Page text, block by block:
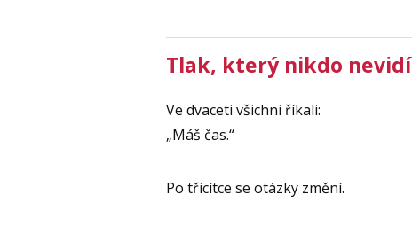
Tlak, který nikdo nevidí
Ve dvaceti všichni říkali:
„Máš čas.“
Po třicítce se otázky změní.